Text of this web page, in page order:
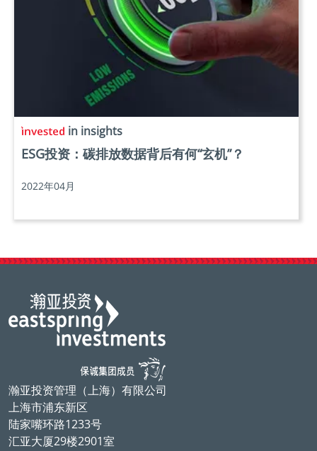
in insights
ESG投资：碳排放数据背后有何“玄机”？
2022年04月